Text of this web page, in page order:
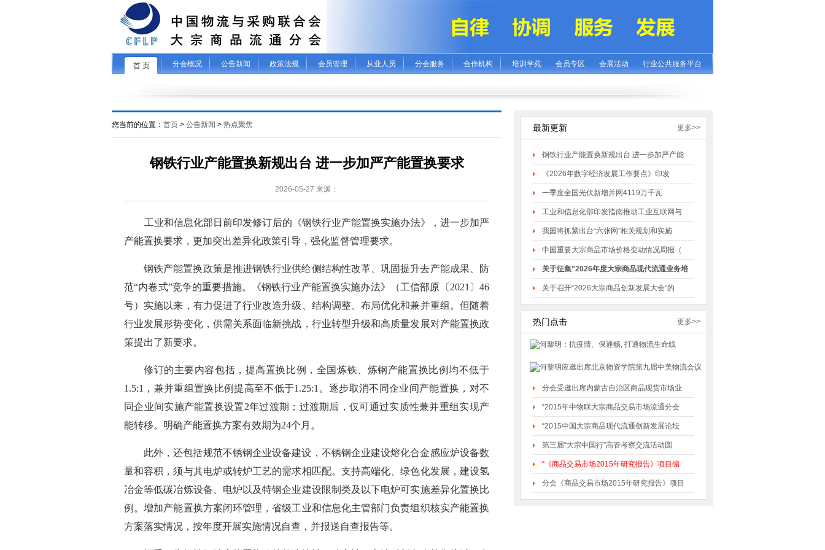
首 页 分会概况 公告新闻 政策法规 会员管理 从业人员 分会服务 合作机构 培训学苑 会员专区 会展活动 行业公共服务平台
您当前的位置： 首页 > 公告新闻 > 热点聚焦
钢铁行业产能置换新规出台 进一步加严产能置换要求
2026-05-27 来源：
工业和信息化部日前印发修订后的《钢铁行业产能置换实施办法》，进一步加严
产能置换要求，更加突出差异化政策引导，强化监督管理要求。
钢铁产能置换政策是推进钢铁行业供给侧结构性改革、巩固提升去产能成果、防
范“内卷式”竞争的重要措施。《钢铁行业产能置换实施办法》（工信部原〔2021〕46
号）实施以来，有力促进了行业改造升级、结构调整、布局优化和兼并重组。但随着
行业发展形势变化，供需关系面临新挑战，行业转型升级和高质量发展对产能置换政
策提出了新要求。
修订的主要内容包括，提高置换比例，全国炼铁、炼钢产能置换比例均不低于
1.5:1，兼并重组置换比例提高至不低于1.25:1。逐步取消不同企业间产能置换，对不
同企业间实施产能置换设置2年过渡期；过渡期后，仅可通过实质性兼并重组实现产
能转移。明确产能置换方案有效期为24个月。
此外，还包括规范不锈钢企业设备建设，不锈钢企业建设熔化合金感应炉设备数
量和容积，须与其电炉或转炉工艺的需求相匹配。支持高端化、绿色化发展，建设氢
冶金等低碳冶炼设备、电炉以及特钢企业建设限制类及以下电炉可实施差异化置换比
例。增加产能置换方案闭环管理，省级工业和信息化主管部门负责组织核实产能置换
方案落实情况，按年度开展实施情况自查，并报送自查报告等。
更多>>
最新更新
钢铁行业产能置换新规出台 进一步加严产能
《2026年数字经济发展工作要点》印发
一季度全国光伏新增并网4119万千瓦
工业和信息化部印发指南推动工业互联网与
我国将抓紧出台“六张网”相关规划和实施
中国重要大宗商品市场价格变动情况周报（
关于征集"2026年度大宗商品现代流通业务培
关于召开“2026大宗商品创新发展大会”的
更多>>
热门点击
分会受邀出席内蒙古自治区商品现货市场业
“2015年中物联大宗商品交易市场流通分会
“2015中国大宗商品现代流通创新发展论坛
第三届“大宗中国行”高管考察交流活动圆
“《商品交易市场2015年研究报告》项目编
分会《商品交易市场2015年研究报告》项目